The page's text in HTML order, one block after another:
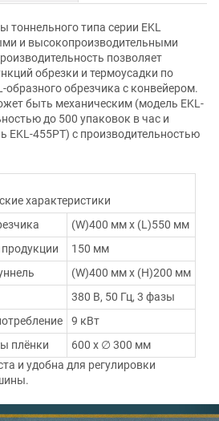
типа серии EKL
и высокопроизводительными
позволяет
обрезки и термоусадки по
образного обрезчика с конвейером.
быть механическим (модель EKL-
до 500 упаковок в час и
EKL-455РТ) с производительностью
характеристики
(W)400 мм х (L)550 мм
150 мм
(W)400 мм х (H)200 мм
380 В, 50 Гц, 3 фазы
9 кВт
плёнки
600 х ∅ 300 мм
и удобна для регулировки